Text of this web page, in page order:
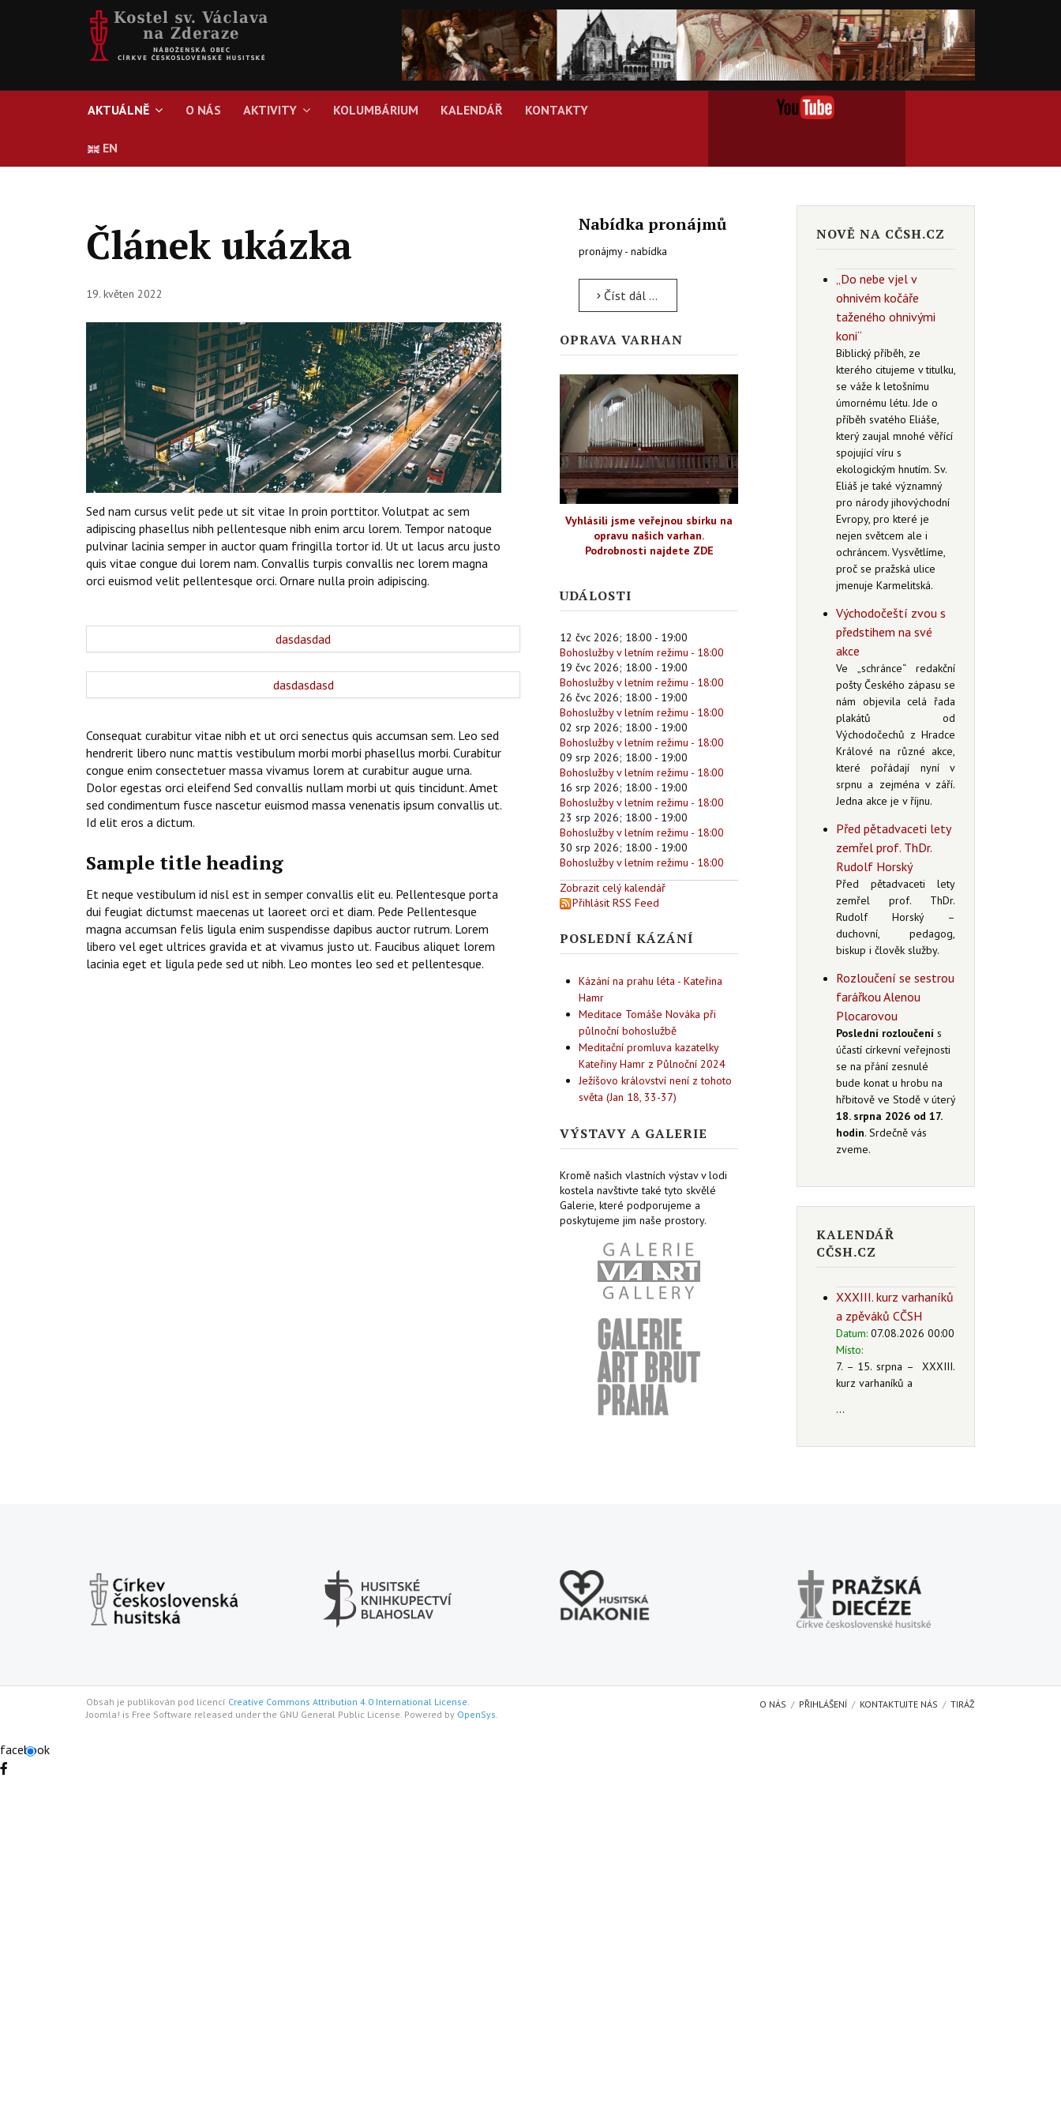
AKTUÁLNĚ O NÁS AKTIVITY KOLUMBÁRIUM KALENDÁŘ KONTAKTY
EN
Článek ukázka
19. květen 2022
Sed nam cursus velit pede ut sit vitae In proin porttitor. Volutpat ac sem
adipiscing phasellus nibh pellentesque nibh enim arcu lorem. Tempor natoque
pulvinar lacinia semper in auctor quam fringilla tortor id. Ut ut lacus arcu justo
quis vitae congue dui lorem nam. Convallis turpis convallis nec lorem magna
orci euismod velit pellentesque orci. Ornare nulla proin adipiscing.
dasdasdad
dasdasdasd
Consequat curabitur vitae nibh et ut orci senectus quis accumsan sem. Leo sed
hendrerit libero nunc mattis vestibulum morbi morbi phasellus morbi. Curabitur
congue enim consectetuer massa vivamus lorem at curabitur augue urna.
Dolor egestas orci eleifend Sed convallis nullam morbi ut quis tincidunt. Amet
sed condimentum fusce nascetur euismod massa venenatis ipsum convallis ut.
Id elit eros a dictum.
Sample title heading
Et neque vestibulum id nisl est in semper convallis elit eu. Pellentesque porta
dui feugiat dictumst maecenas ut laoreet orci et diam. Pede Pellentesque
magna accumsan felis ligula enim suspendisse dapibus auctor rutrum. Lorem
libero vel eget ultrices gravida et at vivamus justo ut. Faucibus aliquet lorem
lacinia eget et ligula pede sed ut nibh. Leo montes leo sed et pellentesque.
Nabídka pronájmů
pronájmy - nabídka
Číst dál …
OPRAVA VARHAN
Vyhlásili jsme veřejnou sbírku na
opravu našich varhan.
Podrobnosti najdete ZDE
UDÁLOSTI
12 čvc 2026; 18:00 - 19:00
Bohoslužby v letním režimu - 18:00
19 čvc 2026; 18:00 - 19:00
Bohoslužby v letním režimu - 18:00
26 čvc 2026; 18:00 - 19:00
Bohoslužby v letním režimu - 18:00
02 srp 2026; 18:00 - 19:00
Bohoslužby v letním režimu - 18:00
09 srp 2026; 18:00 - 19:00
Bohoslužby v letním režimu - 18:00
16 srp 2026; 18:00 - 19:00
Bohoslužby v letním režimu - 18:00
23 srp 2026; 18:00 - 19:00
Bohoslužby v letním režimu - 18:00
30 srp 2026; 18:00 - 19:00
Bohoslužby v letním režimu - 18:00
Zobrazit celý kalendář
Přihlásit RSS Feed
POSLEDNÍ KÁZÁNÍ
Kázání na prahu léta - Kateřina
Hamr
Meditace Tomáše Nováka při
půlnoční bohoslužbě
Meditační promluva kazatelky
Kateřiny Hamr z Půlnoční 2024
Ježíšovo království není z tohoto
světa (Jan 18, 33-37)
VÝSTAVY A GALERIE
Kromě našich vlastních výstav v lodi
kostela navštivte také tyto skvělé
Galerie, které podporujeme a
poskytujeme jim naše prostory.
NOVĚ NA CČSH.CZ
„Do nebe vjel v
ohnivém kočáře
taženého ohnivými
koni“
Biblický příběh, ze
kterého citujeme v titulku,
se váže k letošnímu
úmornému létu. Jde o
příběh svatého Eliáše,
který zaujal mnohé věřící
spojující víru s
ekologickým hnutím. Sv.
Eliáš je také významný
pro národy jihovýchodní
Evropy, pro které je
nejen světcem ale i
ochráncem. Vysvětlíme,
proč se pražská ulice
jmenuje Karmelitská.
Východočeští zvou s
předstihem na své
akce
Ve „schránce“ redakční
pošty Českého zápasu se
nám objevila celá řada
plakátů od
Východočechů z Hradce
Králové na různé akce,
které pořádají nyní v
srpnu a zejména v září.
Jedna akce je v říjnu.
Před pětadvaceti lety
zemřel prof. ThDr.
Rudolf Horský
Před pětadvaceti lety
zemřel prof. ThDr.
Rudolf Horský –
duchovní, pedagog,
biskup i člověk služby.
Rozloučení se sestrou
farářkou Alenou
Plocarovou
Poslední rozloučení s
účastí církevní veřejnosti
se na přání zesnulé
bude konat u hrobu na
hřbitově ve Stodě v úterý
18. srpna 2026 od 17.
hodin. Srdečně vás
zveme.
KALENDÁŘ
CČSH.CZ
XXXIII. kurz varhaníků
a zpěváků CČSH
Datum: 07.08.2026 00:00
Místo:
7. – 15. srpna – XXXIII.
kurz varhaníků a
...
Obsah je publikován pod licencí Creative Commons Attribution 4.0 International License.
Joomla! is Free Software released under the GNU General Public License. Powered by OpenSys
O NÁS PŘIHLÁŠENÍ KONTAKTUJTE NÁS TIRÁŽ
facebook